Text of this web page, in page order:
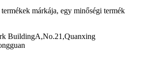
márkája, egy minőségi termék
BuildingA,No.21,Quanxing